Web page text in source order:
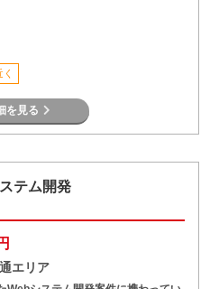
を見る
テム開発
エリア